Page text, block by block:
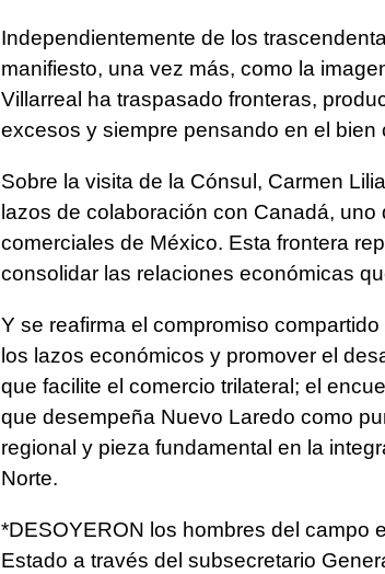
Independientemente de los
manifiesto, una vez más, como la
Villarreal ha traspasado fronteras,
excesos y siempre pensando en el
Sobre la visita de la Cónsul, Carmen
lazos de colaboración con Canadá,
comerciales de México. Esta frontera
consolidar las relaciones económicas
Y se reafirma el compromiso
los lazos económicos y promover el
que facilite el comercio trilateral; el
que desempeña Nuevo Laredo como
regional y pieza fundamental en la
Norte.
*DESOYERON los hombres del campo
Estado a través del subsecretario